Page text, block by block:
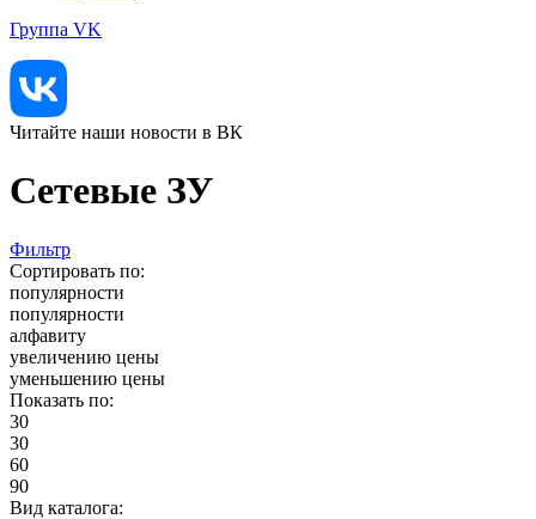
Группа VK
Читайте наши новости в ВК
Сетевые ЗУ
Фильтр
Сортировать по:
популярности
популярности
алфавиту
увеличению цены
уменьшению цены
Показать по:
30
30
60
90
Вид каталога: